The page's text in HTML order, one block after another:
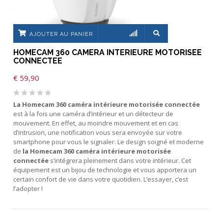
AJOUTER AU PANIER
HOMECAM 360 CAMERA INTERIEURE MOTORISEE
CONNECTEE
€ 59,90
La Homecam 360 caméra intérieure motorisée connectée
est à la fois une caméra d’intérieur et un détecteur de
mouvement. En effet, au moindre mouvement et en cas
d’intrusion, une notification vous sera envoyée sur votre
smartphone pour vous le signaler. Le design soigné et moderne
de la Homecam 360 caméra intérieure motorisée
connectée s’intégrera pleinement dans votre intérieur. Cet
équipement est un bijou de technologie et vous apportera un
certain confort de vie dans votre quotidien. L’essayer, c’est
l’adopter !